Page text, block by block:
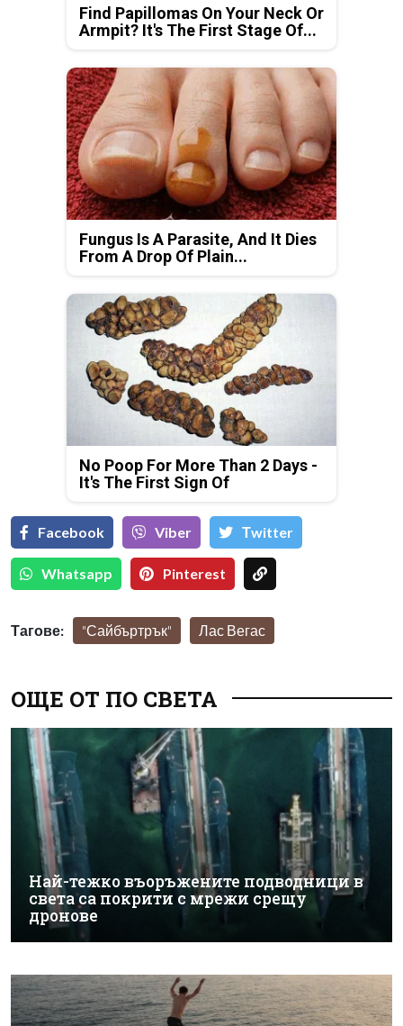
Find Papillomas On Your Neck Or
Armpit? It's The First Stage Of...
Fungus Is A Parasite, And It Dies
From A Drop Of Plain...
No Poop For More Than 2 Days -
It's The First Sign Of
Facebook Viber Тwitter
Whatsapp Pinterest
Тагове: "Сайбъртрък" Лас Вегас
ОЩЕ ОТ ПО СВЕТА
Най-тежко въоръжените подводници в
света са покрити с мрежи срещу
дронове